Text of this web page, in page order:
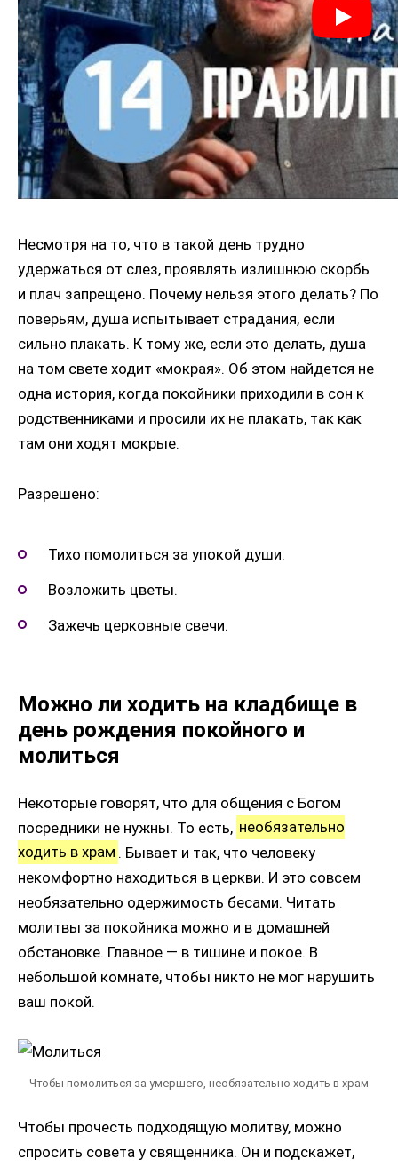
Несмотря на то, что в такой день трудно
удержаться от слез, проявлять излишнюю скорбь
и плач запрещено. Почему нельзя этого делать? По
поверьям, душа испытывает страдания, если
сильно плакать. К тому же, если это делать, душа
на том свете ходит «мокрая». Об этом найдется не
одна история, когда покойники приходили в сон к
родственниками и просили их не плакать, так как
там они ходят мокрые.
Разрешено:
Тихо помолиться за упокой души.
Возложить цветы.
Зажечь церковные свечи.
Можно ли ходить на кладбище в
день рождения покойного и
молиться
Некоторые говорят, что для общения с Богом
посредники не нужны. То есть, необязательно
ходить в храм . Бывает и так, что человеку
некомфортно находиться в церкви. И это совсем
необязательно одержимость бесами. Читать
молитвы за покойника можно и в домашней
обстановке. Главное — в тишине и покое. В
небольшой комнате, чтобы никто не мог нарушить
ваш покой.
Чтобы помолиться за умершего, необязательно ходить в храм
Чтобы прочесть подходящую молитву, можно
спросить совета у священника. Он и подскажет,